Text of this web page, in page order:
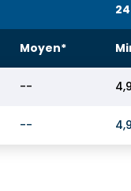
Moyen*
--
--